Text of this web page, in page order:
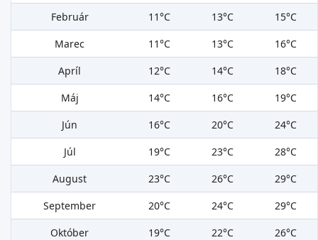
Február
11°C 13°C
15°C
Marec
11°C 13°C
16°C
Apríl
12°C 14°C
18°C
Máj
14°C 16°C
19°C
Jún
16°C 20°C
24°C
Júl
19°C 23°C
28°C
August
23°C 26°C
29°C
September
20°C 24°C
29°C
Október
19°C 22°C
26°C